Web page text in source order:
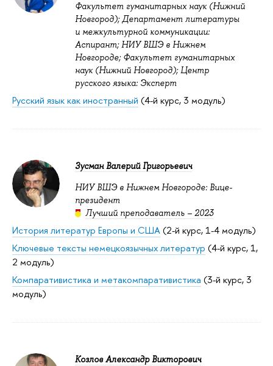
Факультет гуманитарных наук (Нижний
Новгород); Департамент литературы
и межкультурной коммуникации:
Аспирант; НИУ ВШЭ в Нижнем
Новгороде; Факультет гуманитарных
наук (Нижний Новгород); Центр
русского языка: Эксперт
Русский язык как иностранный (4-й курс, 3 модуль)
Зусман Валерий Григорьевич
НИУ ВШЭ в Нижнем Новгороде: Вице-
президент
Лучший преподаватель – 2023
История литератур Европы и США(2-й курс, 1-4 модуль)
Ключевые тексты немецкоязычных литератур (4-й курс, 1,
2 модуль)
Компаративистика и метакомпаративистика (3-й курс, 3
модуль)
Козлов Александр Викторович